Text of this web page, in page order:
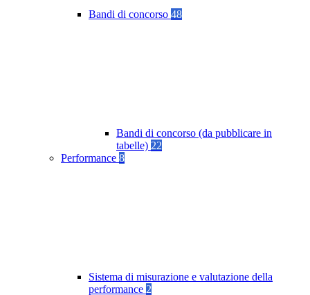
Bandi di concorso 48
Bandi di concorso (da pubblicare in
tabelle) 22
Performance 8
Sistema di misurazione e valutazione della
performance 2